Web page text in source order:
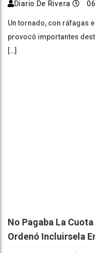
Diario De Rivera
Un tornado, con ráfagas
provocó importantes
[…]
No Pagaba La
Ordenó Incluirsela